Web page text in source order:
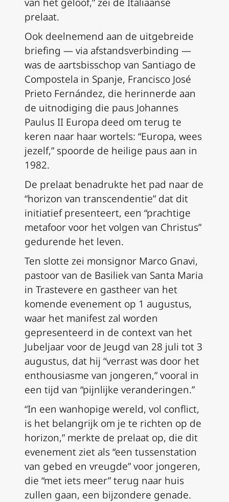
prelaat.
Ook deelnemend aan de uitgebreide
briefing — via afstandsverbinding —
was de aartsbisschop van Santiago de
Compostela in Spanje, Francisco José
Prieto Fernández, die herinnerde aan
de uitnodiging die paus Johannes
Paulus II Europa deed om terug te
keren naar haar wortels: “Europa, wees
jezelf,” spoorde de heilige paus aan in
1982.
De prelaat benadrukte het pad naar de
“horizon van transcendentie” dat dit
initiatief presenteert, een “prachtige
metafoor voor het volgen van Christus”
gedurende het leven.
Ten slotte zei monsignor Marco Gnavi,
pastoor van de Basiliek van Santa Maria
in Trastevere en gastheer van het
komende evenement op 1 augustus,
waar het manifest zal worden
gepresenteerd in de context van het
Jubeljaar voor de Jeugd van 28 juli tot 3
augustus, dat hij “verrast was door het
enthousiasme van jongeren,” vooral in
een tijd van “pijnlijke veranderingen.”
“In een wanhopige wereld, vol conflict,
is het belangrijk om je te richten op de
horizon,” merkte de prelaat op, die dit
evenement ziet als “een tussenstation
van gebed en vreugde” voor jongeren,
die “met iets meer” terug naar huis
zullen gaan, een bijzondere genade.